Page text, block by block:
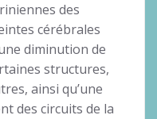
des
cérébrales
diminution de
structures,
ainsi qu’une
des circuits de la